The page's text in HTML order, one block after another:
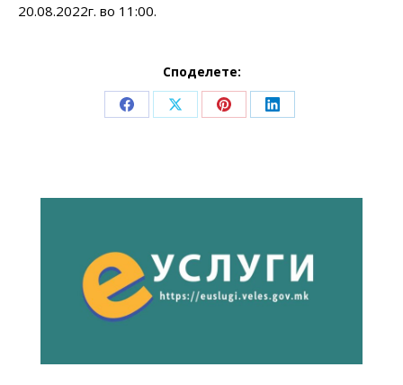
20.08.2022г. во 11:00.
Споделете:
Share Share Share Share